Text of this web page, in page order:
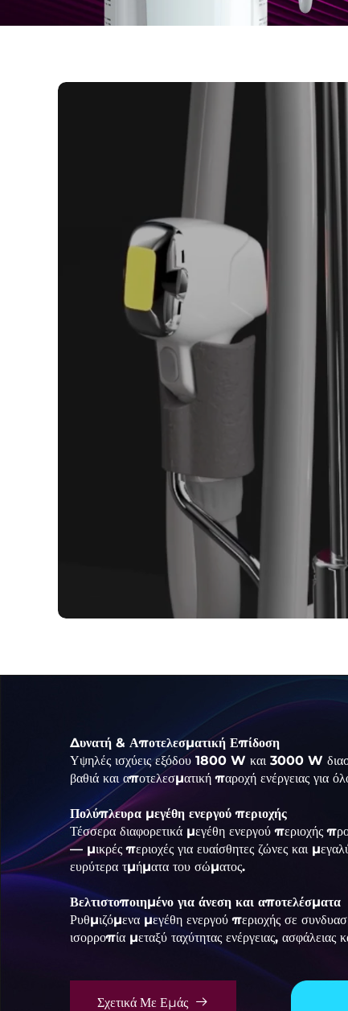
Δυνατή & Αποτελεσματική Επίδοση
Υψηλές ισχύεις εξόδου 1800 W και 3000 W
βαθιά και αποτελεσματική παροχή ενέργειας για
Πολύπλευρα μεγέθη ενεργού περιοχής
Τέσσερα διαφορετικά μεγέθη ενεργού περιοχής
— μικρές περιοχές για ευαίσθητες ζώνες και
ευρύτερα τμήματα του σώματος.
Βελτιστοποιημένο για άνεση και αποτελέσματα
Ρυθμιζόμενα μεγέθη ενεργού περιοχής σε
ισορροπία μεταξύ ταχύτητας ενέργειας, ασφάλειας
Σχετικά Με Εμάς